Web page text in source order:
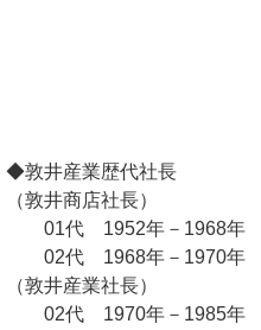
◆敦井産業歴代社長
（敦井商店社長）
01代 1952年－1968年
02代 1968年－1970年
（敦井産業社長）
02代 1970年－1985年